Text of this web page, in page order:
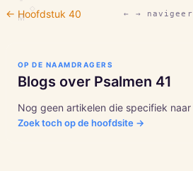
M
← Hoofdstuk 40 ← → navigeer
OP DE NAAMDRAGERS
Blogs over Psalmen 41
Nog geen artikelen die specifiek naar
Zoek toch op de hoofdsite →